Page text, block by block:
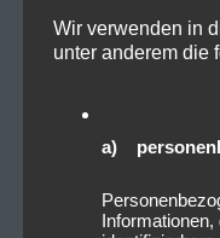
Wir verwenden in
unter anderem die
a)